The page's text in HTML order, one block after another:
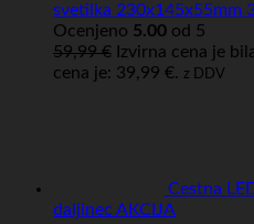
svetilka 230x145x55mm
Ocenjeno 5.00 od 5
59,99€ Izvirna cena je
cena je: 39,99 €. z DDV
Cestna
daljinec AKCIJA